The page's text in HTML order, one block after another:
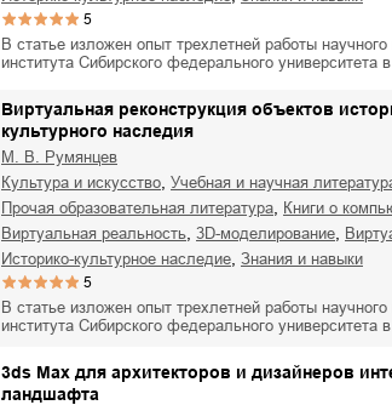
5
В статье изложен опыт трехлетней работы научного
института Сибирского федерального университета
Виртуальная реконструкция объектов
культурного наследия
М. В. Румянцев
культура и искусство
учебная и научная
прочая образовательная литература книги о
виртуальная реальность 3D-моделирование
историко-культурное наследие знания и навыки
5
В статье изложен опыт трехлетней работы научного
института Сибирского федерального университета
3ds Max для архитекторов и дизайнеров
ландшафта